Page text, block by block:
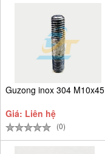
Guzong inox 304 M10x45
Giá: Liên hệ
(0)